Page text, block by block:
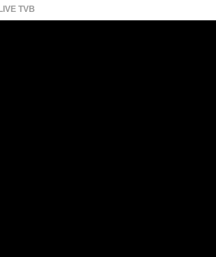
LIVE TVB